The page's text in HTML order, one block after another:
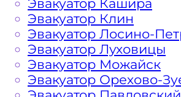
Эвакуатор Кашира
Эвакуатор Клин
Эвакуатор Лосино-
Эвакуатор Луховицы
Эвакуатор Можайск
Эвакуатор Орехово-